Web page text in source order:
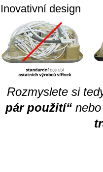
Inovativní design
Rozmyslete si
pár použití“